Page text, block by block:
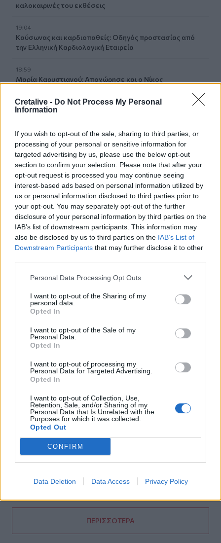
Cretalive - Do Not Process My Personal
Information
If you wish to opt-out of the sale, sharing to third parties, or
processing of your personal or sensitive information for
targeted advertising by us, please use the below opt-out
section to confirm your selection. Please note that after your
opt-out request is processed you may continue seeing
interest-based ads based on personal information utilized by
us or personal information disclosed to third parties prior to
your opt-out. You may separately opt-out of the further
disclosure of your personal information by third parties on the
IAB’s list of downstream participants. This information may
also be disclosed by us to third parties on the IAB’s List of
Downstream Participants that may further disclose it to other
Personal Data Processing Opt Outs
I want to opt-out of the Sharing of my
personal data.
Opted In
I want to opt-out of the Sale of my
Personal Data.
Opted In
I want to opt-out of processing my
Personal Data for Targeted Advertising.
Opted In
I want to opt-out of Collection, Use,
Retention, Sale, and/or Sharing of my
Personal Data that Is Unrelated with the
Purposes for which it was collected.
Opted Out
CONFIRM
Data Deletion Data Access Privacy Policy
καλοκαιρινές του εκθέσεις
19:04
Καύσωνας και καρδιοπαθείς: Οδηγός προστασίας από
την Ελληνική Καρδιολογική Εταιρεία
18:59
Μαρία Καρυστιανού: Αποχώρησε και ο Νίκος
18:58
Ηλεία
18:55
Η πρώτη ομάδα που συλλυπήθηκε για τον χαμό του
πατέρα του Μέσι
18:45
Τα «Παραμύθια του Σαββάτου»… πάνε διακοπές!
18:38
Μυστήριο 3.500 ετών στη Σαντορίνη: Ο 15χρονος που δεν
πρόλαβε να ξεφύγει από το τσουνάμι μπορεί ν' αλλάξει
φράουλα
Μια μεγάλη μουσική βραδιά στην Αλφά για τα 100 χρόνια
από τη γέννηση του Κώστα Μουντάκη
18:04
Νεκρή μεγαλόσωμη αρκούδα στην Καστοριά, πιθανόν
από πυροβολισμό
17:59
Το μαρτύριο της σταγόνας στην Φορτέτσα: Τρεις μέρες
χωρίς νερό!
ΠΕΡΙΣΣΟΤΕΡΑ